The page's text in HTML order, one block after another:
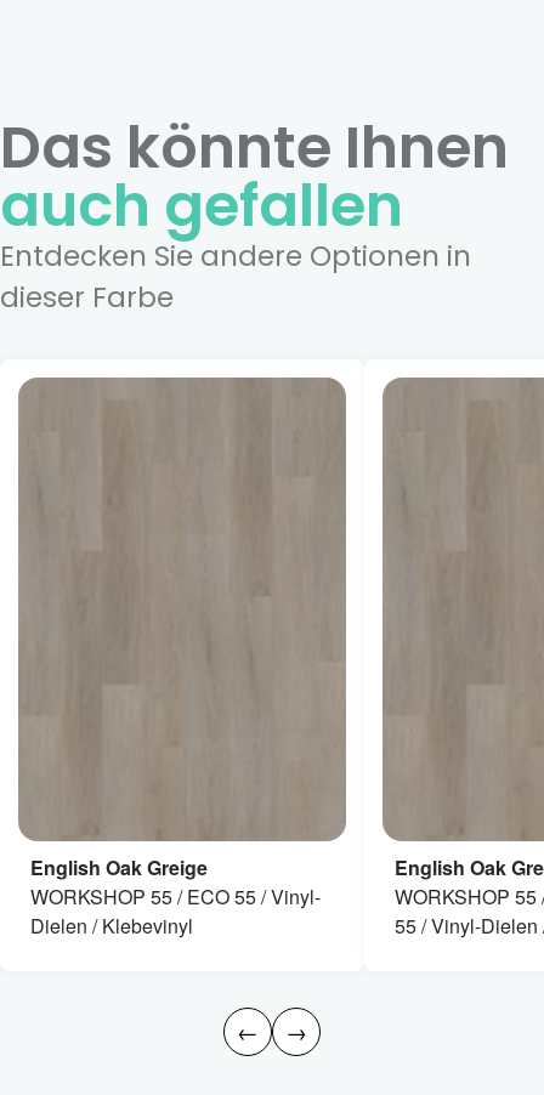
Das könnte Ihnen
auch gefallen
Entdecken Sie andere Optionen in
dieser Farbe
English Oak Greige
WORKSHOP 55 / ECO 55 / Vinyl-
Dielen / Klebevinyl
English Oak
WORKSHOP
55 / Vinyl-
← →